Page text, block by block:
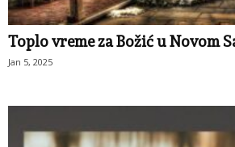
Toplo vreme za Božić u Novom
Jan 5, 2025